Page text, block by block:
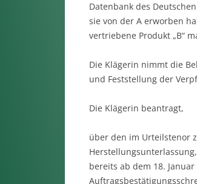
Datenbank des
sie von der A erworben
vertriebene Produkt „B“
Die Klägerin nimmt die
und Feststellung der
Die Klägerin beantragt,
über den im Urteilstenor
bereits ab dem 18.